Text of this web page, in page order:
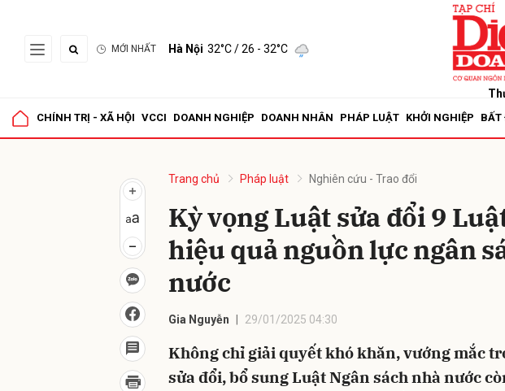
MỚI NHẤT Hà Nội 32°C/ 26 - 32°C
CHÍNH TRỊ - XÃ HỘI VCCI DOANH NGHIỆP DOANH NHÂN PHÁP LUẬT KHỞI NGHIỆP BẤT
Trang chủ Pháp luật Nghiên cứu - Trao đổi
Kỳ vọng Luật sửa đổi 9
hiệu quả nguồn lực ngân
nước
Gia Nguyễn 29/01/2025 04:30
Không chỉ giải quyết khó khăn, vướng mắc
sửa đổi, bổ sung Luật Ngân sách nhà nước